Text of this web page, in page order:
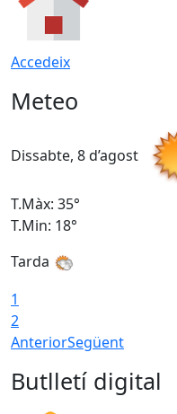
Accedeix
Meteo
Dissabte, 8 d’agost
T.Màx: 35°
T.Min: 18°
Tarda
1
2
AnteriorSegüent
Butlletí digital